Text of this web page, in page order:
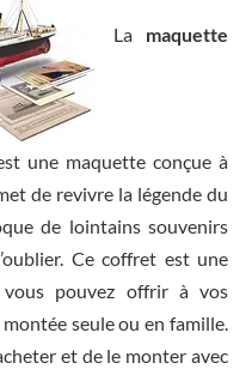
La maquette
une maquette conçue à
de revivre la légende du
de lointains souvenirs
Ce coffret est une
pouvez offrir à vos
seule ou en famille.
et de le monter avec